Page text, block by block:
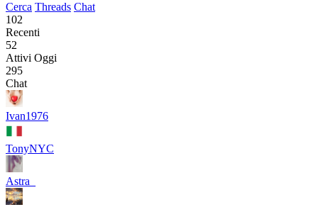
Cerca Threads Chat
102
Recenti
52
Attivi Oggi
295
Chat
Ivan1976
TonyNYC
Astra_